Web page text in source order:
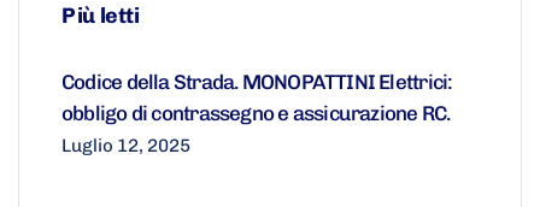
Più letti
Codice della Strada. MONOPATTINI Elettrici:
obbligo di contrassegno e assicurazione RC.
Luglio 12, 2025